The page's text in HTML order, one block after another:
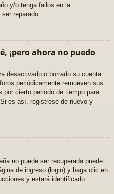
y/o tenga fallos en la
reparado.
¡pero ahora no puedo
desactivado o borrado su cuenta
periódicamente remueven sus
por cierto periodo de tiempo para
es así, registrese de nuevo y
no puede ser recuperada puede
de ingreso (login) y haga clic en
y estará identificado